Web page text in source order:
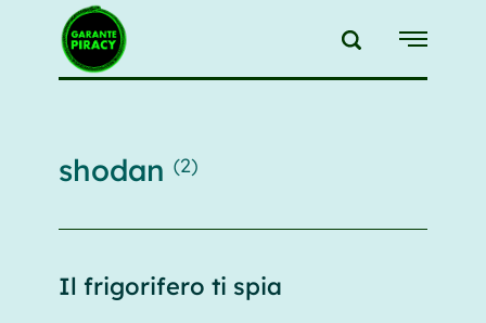
{{feedLink}}
shodan (2)
Il frigorifero ti spia